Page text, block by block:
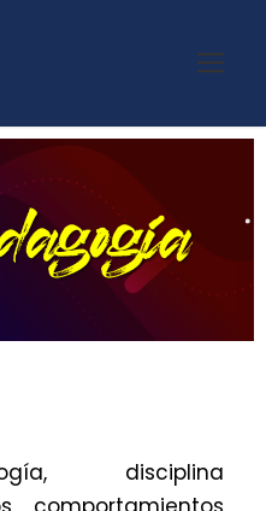
disciplina